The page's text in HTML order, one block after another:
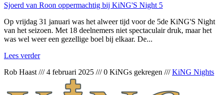
Sjoerd van Roon oppermachtig bij KiNG'S Night 5
Op vrijdag 31 januari was het alweer tijd voor de 5de KiNG'S Night
van het seizoen. Met 18 deelnemers niet spectaculair druk, maar het
was wel weer een gezellige boel bij elkaar. De...
Lees verder
Rob Haast ///4 februari 2025 ///0 KiNGs gekregen ///KiNG Nights